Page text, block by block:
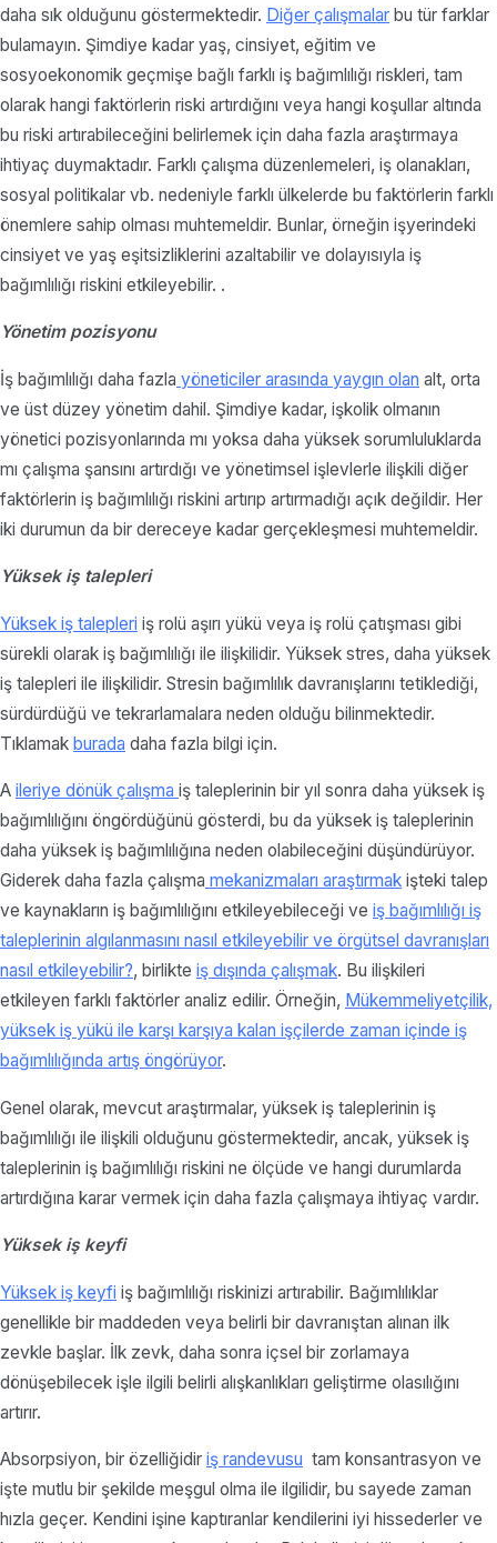
daha sık olduğunu göstermektedir. Diğer çalışmalar bu tür farklar
bulamayın. Şimdiye kadar yaş, cinsiyet, eğitim ve
sosyoekonomik geçmişe bağlı farklı iş bağımlılığı riskleri, tam
olarak hangi faktörlerin riski artırdığını veya hangi koşullar altında
bu riski artırabileceğini belirlemek için daha fazla araştırmaya
ihtiyaç duymaktadır. Farklı çalışma düzenlemeleri, iş olanakları,
sosyal politikalar vb. nedeniyle farklı ülkelerde bu faktörlerin farklı
önemlere sahip olması muhtemeldir. Bunlar, örneğin işyerindeki
cinsiyet ve yaş eşitsizliklerini azaltabilir ve dolayısıyla iş
bağımlılığı riskini etkileyebilir. .
Yönetim pozisyonu
İş bağımlılığı daha fazla yöneticiler arasında yaygın olan alt, orta
ve üst düzey yönetim dahil. Şimdiye kadar, işkolik olmanın
yönetici pozisyonlarında mı yoksa daha yüksek sorumluluklarda
mı çalışma şansını artırdığı ve yönetimsel işlevlerle ilişkili diğer
faktörlerin iş bağımlılığı riskini artırıp artırmadığı açık değildir. Her
iki durumun da bir dereceye kadar gerçekleşmesi muhtemeldir.
Yüksek iş talepleri
Yüksek iş talepleri iş rolü aşırı yükü veya iş rolü çatışması gibi
sürekli olarak iş bağımlılığı ile ilişkilidir. Yüksek stres, daha yüksek
iş talepleri ile ilişkilidir. Stresin bağımlılık davranışlarını tetiklediği,
sürdürdüğü ve tekrarlamalara neden olduğu bilinmektedir.
Tıklamak burada daha fazla bilgi için.
A ileriye dönük çalışma iş taleplerinin bir yıl sonra daha yüksek iş
bağımlılığını öngördüğünü gösterdi, bu da yüksek iş taleplerinin
daha yüksek iş bağımlılığına neden olabileceğini düşündürüyor.
Giderek daha fazla çalışma mekanizmaları araştırmak işteki talep
ve kaynakların iş bağımlılığını etkileyebileceği ve iş bağımlılığı iş
taleplerinin algılanmasını nasıl etkileyebilir ve örgütsel davranışları
nasıl etkileyebilir?, birlikte iş dışında çalışmak. Bu ilişkileri
etkileyen farklı faktörler analiz edilir. Örneğin, Mükemmeliyetçilik,
yüksek iş yükü ile karşı karşıya kalan işçilerde zaman içinde iş
bağımlılığında artış öngörüyor.
Genel olarak, mevcut araştırmalar, yüksek iş taleplerinin iş
bağımlılığı ile ilişkili olduğunu göstermektedir, ancak, yüksek iş
taleplerinin iş bağımlılığı riskini ne ölçüde ve hangi durumlarda
artırdığına karar vermek için daha fazla çalışmaya ihtiyaç vardır.
Yüksek iş keyfi
Yüksek iş keyfi iş bağımlılığı riskinizi artırabilir. Bağımlılıklar
genellikle bir maddeden veya belirli bir davranıştan alınan ilk
zevkle başlar. İlk zevk, daha sonra içsel bir zorlamaya
dönüşebilecek işle ilgili belirli alışkanlıkları geliştirme olasılığını
artırır.
Absorpsiyon, bir özelliğidir iş randevusu tam konsantrasyon ve
işte mutlu bir şekilde meşgul olma ile ilgilidir, bu sayede zaman
hızla geçer. Kendini işine kaptıranlar kendilerini iyi hissederler ve